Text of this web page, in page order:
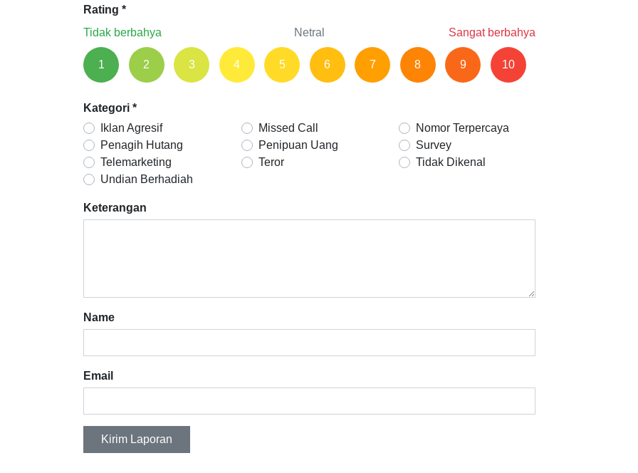
Rating *
Tidak berbahya
Netral Sangat berbahya
1 2 3 4 5 6 7 8 9 10
Kategori *
Iklan Agresif
Missed Call
Nomor Terpercaya
Penagih Hutang
Penipuan Uang
Survey
Telemarketing
Teror
Tidak Dikenal
Undian Berhadiah
Keterangan
Name
Email
Kirim Laporan